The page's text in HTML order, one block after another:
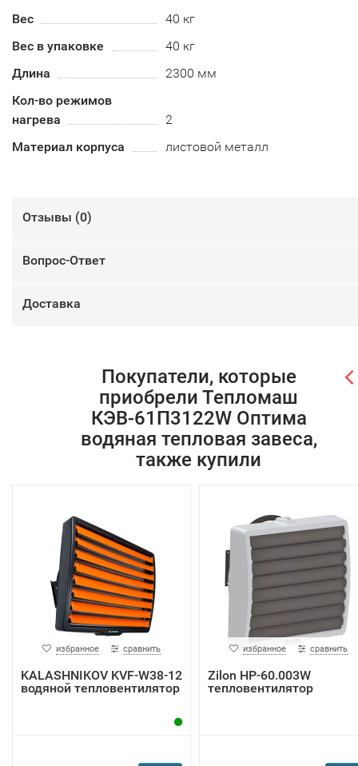
Вес
40 кг
Вес в упаковке
40 кг
Длина
2300 мм
Кол-во режимов
нагрева
2
Материал корпуса
листовой металл
Отзывы (0)
Вопрос-Ответ
Доставка
Покупатели, которые
приобрели Тепломаш
КЭВ-61П3122W Оптима
водяная тепловая завеса,
также купили
избранное сравнить
KALASHNIKOV KVF-W38-12
водяной тепловентилятор
избранное сравнить
Zilon HР-60.003W
тепловентилятор